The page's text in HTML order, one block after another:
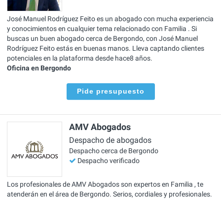
José Manuel Rodríguez Feito es un abogado con mucha experiencia
y conocimientos en cualquier tema relacionado con Familia . Si
buscas un buen abogado cerca de Bergondo, con José Manuel
Rodríguez Feito estás en buenas manos. Lleva captando clientes
potenciales en la plataforma desde hace8 años.
Oficina en Bergondo
Pide presupuesto
AMV Abogados
Despacho de abogados
Despacho cerca de Bergondo
Despacho verificado
Los profesionales de AMV Abogados son expertos en Familia , te
atenderán en el área de Bergondo. Serios, cordiales y profesionales.